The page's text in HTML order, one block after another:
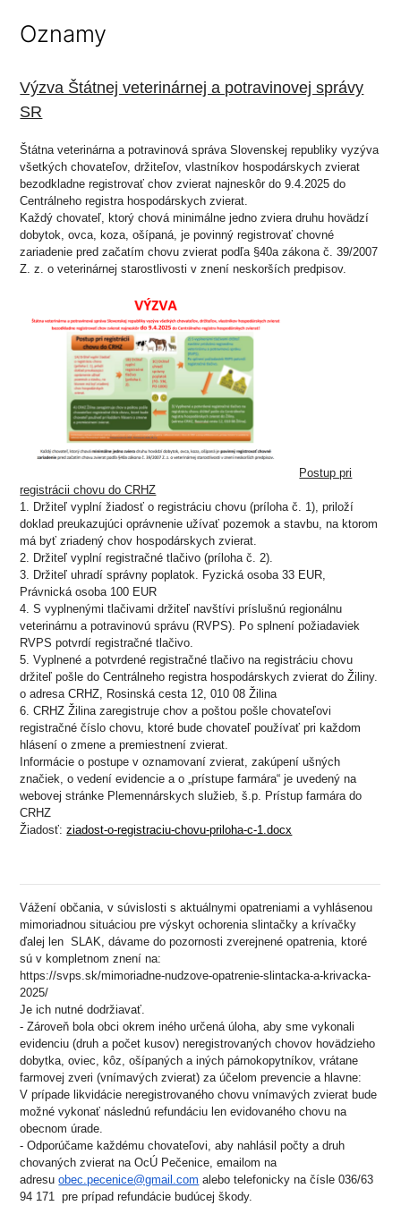
Oznamy
Výzva Štátnej veterinárnej a potravinovej správy
SR
Štátna veterinárna a potravinová správa Slovenskej republiky vyzýva
všetkých chovateľov, držiteľov, vlastníkov hospodárskych zvierat
bezodkladne registrovať chov zvierat najneskôr do 9.4.2025 do
Centrálneho registra hospodárskych zvierat.
Každý chovateľ, ktorý chová minimálne jedno zviera druhu hovädzí
dobytok, ovca, koza, ošípaná, je povinný registrovať chovné
zariadenie pred začatím chovu zvierat podľa §40a zákona č. 39/2007
Z. z. o veterinárnej starostlivosti v znení neskorších predpisov.
Postup pri
registrácii chovu do CRHZ
1. Držiteľ vyplní žiadosť o registráciu chovu (príloha č. 1), priloží
doklad preukazujúci oprávnenie užívať pozemok a stavbu, na ktorom
má byť zriadený chov hospodárskych zvierat.
2. Držiteľ vyplní registračné tlačivo (príloha č. 2).
3. Držiteľ uhradí správny poplatok. Fyzická osoba 33 EUR,
Právnická osoba 100 EUR
4. S vyplnenými tlačivami držiteľ navštívi príslušnú regionálnu
veterinárnu a potravinovú správu (RVPS). Po splnení požiadaviek
RVPS potvrdí registračné tlačivo.
5. Vyplnené a potvrdené registračné tlačivo na registráciu chovu
držiteľ pošle do Centrálneho registra hospodárskych zvierat do Žiliny.
o adresa CRHZ, Rosinská cesta 12, 010 08 Žilina
6. CRHZ Žilina zaregistruje chov a poštou pošle chovateľovi
registračné číslo chovu, ktoré bude chovateľ používať pri každom
hlásení o zmene a premiestnení zvierat.
Informácie o postupe v oznamovaní zvierat, zakúpení ušných
značiek, o vedení evidencie a o „prístupe farmára“ je uvedený na
webovej stránke Plemennárskych služieb, š.p. Prístup farmára do
CRHZ
Žiadosť:ziadost-o-registraciu-chovu-priloha-c-1.docx
Vážení občania, v súvislosti s aktuálnymi opatreniami a vyhlásenou
mimoriadnou situáciou pre výskyt ochorenia slintačky a krívačky
ďalej len SLAK, dávame do pozornosti zverejnené opatrenia, ktoré
sú v kompletnom znení na:
https://svps.sk/mimoriadne-nudzove-opatrenie-slintacka-a-krivacka-
2025/
Je ich nutné dodržiavať.
- Zároveň bola obci okrem iného určená úloha, aby sme vykonali
evidenciu (druh a počet kusov) neregistrovaných chovov hovädzieho
dobytka, oviec, kôz, ošípaných a iných párnokopytníkov, vrátane
farmovej zveri (vnímavých zvierat) za účelom prevencie a hlavne:
V prípade likvidácie neregistrovaného chovu vnímavých zvierat bude
možné vykonať následnú refundáciu len evidovaného chovu na
obecnom úrade.
- Odporúčame každému chovateľovi, aby nahlásil počty a druh
chovaných zvierat na OcÚ Pečenice, emailom na
adresuobec.pecenice@gmail.com alebo telefonicky na čísle 036/63
94 171 pre prípad refundácie budúcej škody.